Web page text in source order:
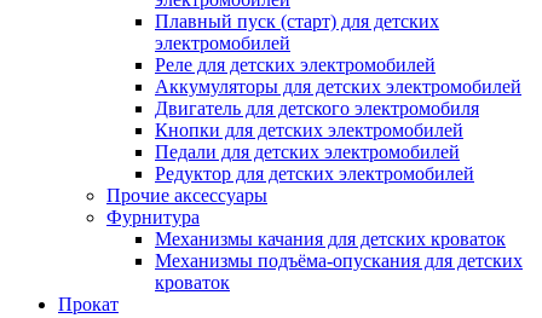
Плавный пуск (старт) для детских
электромобилей
Реле для детских электромобилей
Аккумуляторы для детских электромобилей
Двигатель для детского электромобиля
Кнопки для детских электромобилей
Педали для детских электромобилей
Редуктор для детских электромобилей
Прочие аксессуары
Фурнитура
Механизмы качания для детских кроваток
Механизмы подъёма-опускания для детских
кроваток
Прокат